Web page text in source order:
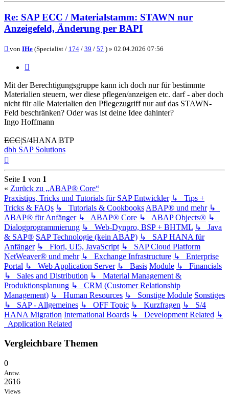
Re: SAP ECC / Materialstamm: STAWN nur
Anzeigefeld, Änderung per BAPI
Beitrag
von IHe (Specialist / 174 / 39 / 57 ) » 02.04.2026 07:56
Mit der Berechtigungsgruppe kann ich doch nur für bestimmte
Materialien steuern, wer diese pflegen/anzeigen etc. darf - aber doch
nicht für alle Materialien den Pflegezugriff nur auf das STAWN-
Feld beschränken? Oder was ist deine Idee dahinter?
Ingo Hoffmann
ECC|S/4HANA|BTP
dbh SAP Solutions
Seite 1 von 1
« Zurück zu „ABAP® Core“
Praxistips, Tricks und Tutorials für SAP Entwickler ↳ Tips +
Tricks & FAQs ↳ Tutorials & Cookbooks ABAP® und mehr ↳
ABAP® für Anfänger ↳ ABAP® Core ↳ ABAP Objects® ↳
Dialogprogrammierung ↳ Web-Dynpro, BSP + BHTML ↳ Java
& SAP® SAP Technologie (kein ABAP) ↳ SAP HANA für
Anfänger ↳ Fiori, UI5, JavaScript ↳ SAP Cloud Platform
NetWeaver® und mehr ↳ Exchange Infrastructure ↳ Enterprise
Portal ↳ Web Application Server ↳ Basis Module ↳ Financials
↳ Sales and Distribution ↳ Material Management &
Produktionsplanung ↳ CRM (Customer Relationship
Management) ↳ Human Resources ↳ Sonstige Module Sonstiges
↳ SAP - Allgemeines ↳ OFF Topic ↳ Kurzfragen ↳ S/4
HANA Migration International Boards ↳ Development Related ↳
Application Related
Vergleichbare Themen
0
Antw.
2616
Views